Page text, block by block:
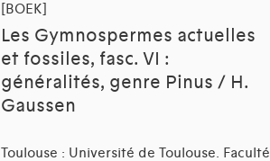
[BOEK]
Les Gymnospermes actuelles
et fossiles, fasc. VI :
généralités, genre Pinus / H.
Gaussen
Toulouse : Université de Toulouse. Faculté